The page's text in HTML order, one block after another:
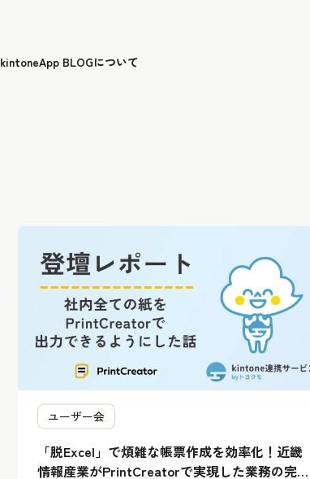
kintoneApp BLOGについて
ユーザー会
「脱Excel」で煩雑な帳票作成を効率化！近畿
情報産業がPrintCreatorで実現した業務の完全